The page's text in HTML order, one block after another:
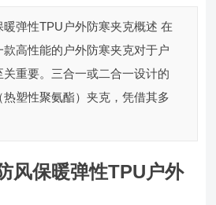
弹性TPU户外防寒夹克概述 在
高性能的户外防寒夹克对于户
重要。三合一或二合一设计的
塑性聚氨酯）夹克，凭借其多
风保暖弹性TPU户外